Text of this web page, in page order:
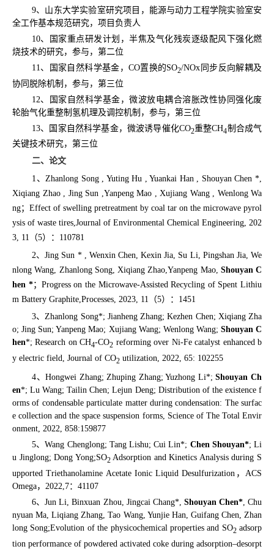
9、山东大学实验室研究项目，能源与动力工程学院实验室安
全工作基本规范研究，项目负责人
10、国家重点研发计划，半焦及气化残炭逐级配风下强化燃
烧技术的研究，参与，第二位
11 、国家自然科学基金， CO置换的SO2/NOx 同步反向解耦及
协同脱除机制，参与，第三位
12、国家自然科学基金，微波放电耦合溶胀改性协同强化废
轮胎气化重整制氢机理及调控机制，参与，第三位
13、国家自然科学基金，微波诱导催化CO2重整CH4制合成气
关键技术研究，第三位
二、论文
1 、Zhanlong Song , Yuting Hu , Yuankai Han , Shouyan Chen *,
Xiqiang Zhao , Jing Sun ,Yanpeng Mao , Xujiang Wang , Wenlong Wa
ng； Effect of swelling pretreatment by coal tar on the microwave pyrol
ysis of waste tires,Journal of Environmental Chemical Engineering, 202
3, 11 （5）： 110781
2、Jing Sun * , Wenxin Chen, Kexin Jia, Su Li, Pingshan Jia, We
nlong Wang, Zhanlong Song, Xiqiang Zhao,Yanpeng Mao, Shouyan C
hen *； Progress on the Microwave-Assisted Recycling of Spent Lithiu
m Battery Graphite,Processes, 2023, 11 （5）： 1451
3、Zhanlong Song*; Jianheng Zhang; Kezhen Chen; Xiqiang Zha
o; Jing Sun; Yanpeng Mao; Xujiang Wang; Wenlong Wang; Shouyan C
hen*; Research on CH4-CO2 reforming over Ni-Fe catalyst enhanced b
y electric field, Journal of CO2 utilization, 2022, 65: 102255
4、Hongwei Zhang; Zhuping Zhang; Yuzhong Li*;Shouyan Ch
en*; Lu Wang; Tailin Chen; Lejun Deng; Distribution of the existence f
orms of condensable particulate matter during condensation: The surfac
e collection and the space suspension forms, Science of The Total Envir
onment, 2022, 858:159877
5、Wang Chenglong; Tang Lishu; Cui Lin*; Chen Shouyan*; Li
u Jinglong; Dong Yong;SO2Adsorption and Kinetics Analysis during S
upported Triethanolamine Acetate Ionic Liquid Desulfurization ， ACS
Omega， 2022,7： 41107
6、Jun Li, Binxuan Zhou, Jingcai Chang*, Shouyan Chen*, Chu
nyuan Ma, Liqiang Zhang, Tao Wang, Yunjie Han, Guifang Chen, Zhan
long Song;Evolution of the physicochemical properties and SO2adsorp
tion performance of powdered activated coke during adsorption–desorpt